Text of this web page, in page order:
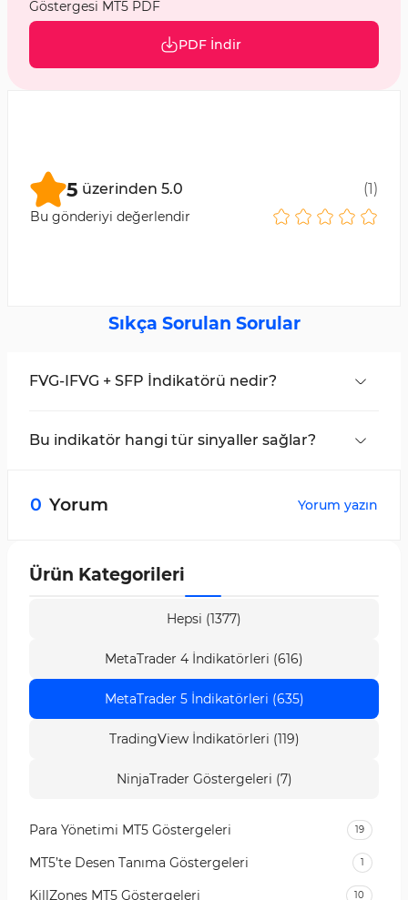
Göstergesi MT5 PDF
PDF İndir
5 üzerinden 5.0 (1)
Bu gönderiyi değerlendir
Sıkça Sorulan Sorular
FVG-IFVG + SFP İndikatörü nedir?
Fair Value Gap (FVG) ve Swing Failure Pattern
(SFP) olmak üzere üç ana kavramı birleştiren bir
Bu indikatör hangi tür sinyaller sağlar?
Boğa SFP ise yeşil ok ile gösterilir.
0 Yorum Yorum yazın
Ürün Kategorileri
Hepsi (1377)
MetaTrader 4 İndikatörleri (616)
MetaTrader 5 İndikatörleri (635)
TradingView İndikatörleri (119)
NinjaTrader Göstergeleri (7)
Para Yönetimi MT5 Göstergeleri 19
MT5’te Desen Tanıma Göstergeleri 1
KillZones MT5 Göstergeleri 10